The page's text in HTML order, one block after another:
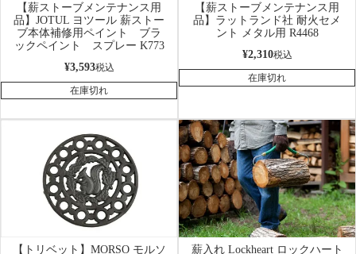
【薪ストーブメンテナンス用
品】JOTUL ヨツール 薪ストー
ブ本体補修用ペイント ブラ
ックペイント スプレー K773
¥3,593税込
在庫切れ
【薪ストーブメンテナンス用
品】ラットランド社 耐火セメ
ント メタル用 R4468
¥2,310税込
在庫切れ
【トリベット】MORSO モルソ 薪入れ Lockheart ロックハート